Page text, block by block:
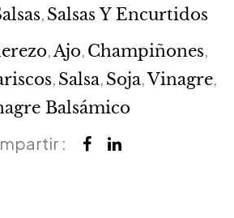
Salsas Y Encurtidos
Ajo Champiñones
Salsa Soja ,Vinagre,
Balsámico
: